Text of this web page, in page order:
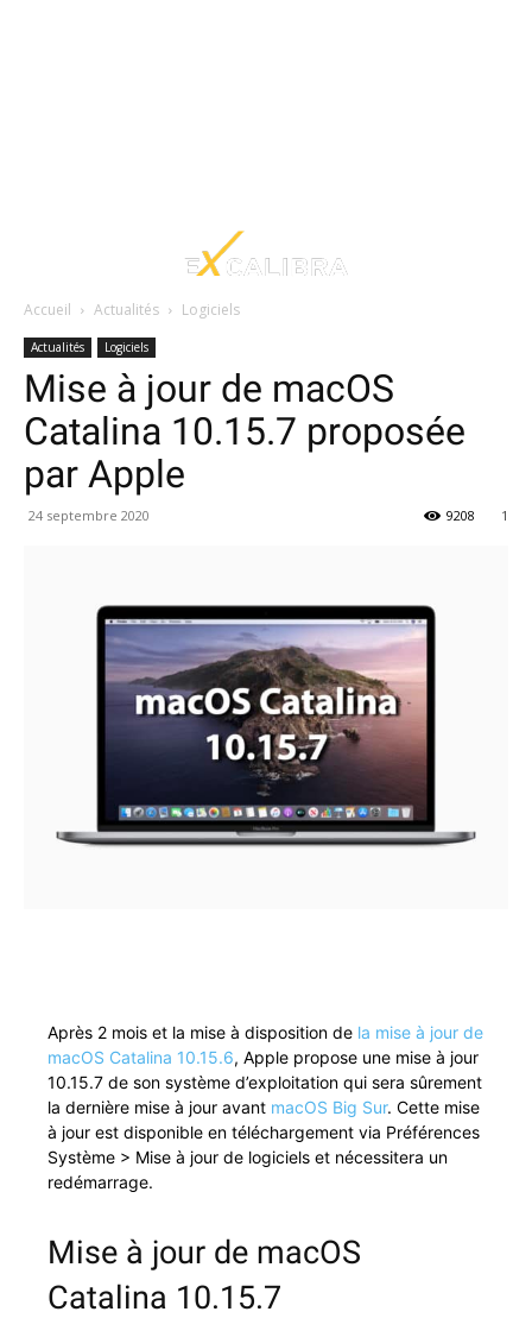
Accueil Actualités Logiciels
Actualités Logiciels
Mise à jour de macOS
Catalina 10.15.7 proposée
par Apple
24 septembre 2020 1
9208
Après 2 mois et la mise à dis­po­si­tion de la mise à jour de
macOS Catali­na 10.15.6, Apple pro­pose une mise à jour
10.15.7 de son sys­tème d’ex­ploita­tion qui sera sûre­ment
la dernière mise à jour avant macOS Big Sur. Cette mise
à jour est disponible en télécharge­ment via Préférences
Sys­tème > Mise à jour de logi­ciels et néces­sit­era un
redémarrage.
Mise à jour de macOS
Catalina 10.15.7